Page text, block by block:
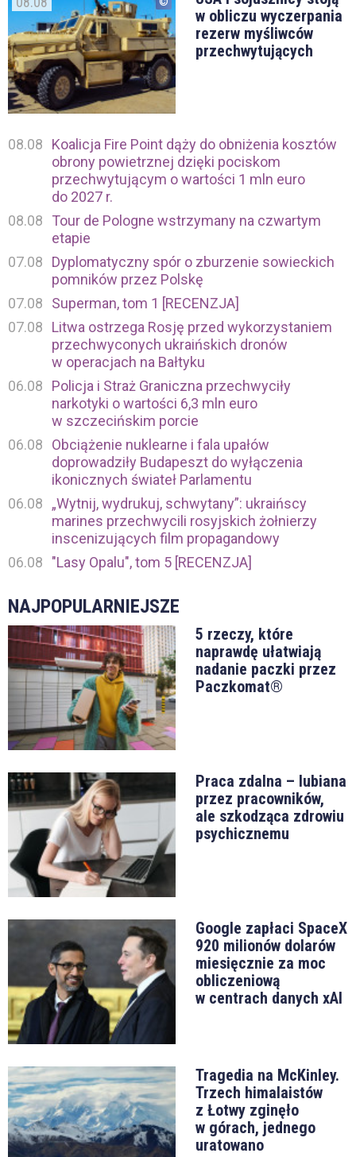
w obliczu wyczerpania
rezerw myśliwców
przechwytujących
08.08
Koalicja Fire Point dąży do obniżenia kosztów
obrony powietrznej dzięki pociskom
przechwytującym o wartości 1 mln euro
do 2027 r.
08.08
Tour de Pologne wstrzymany na czwartym
etapie
07.08
Dyplomatyczny spór o zburzenie sowieckich
pomników przez Polskę
07.08
Superman, tom 1 [RECENZJA]
07.08
Litwa ostrzega Rosję przed wykorzystaniem
przechwyconych ukraińskich dronów
w operacjach na Bałtyku
06.08
Policja i Straż Graniczna przechwyciły
narkotyki o wartości 6,3 mln euro
w szczecińskim porcie
06.08
Obciążenie nuklearne i fala upałów
doprowadziły Budapeszt do wyłączenia
ikonicznych świateł Parlamentu
06.08
„Wytnij, wydrukuj, schwytany”: ukraińscy
marines przechwycili rosyjskich żołnierzy
inscenizujących film propagandowy
06.08
"Lasy Opalu", tom 5 [RECENZJA]
NAJPOPULARNIEJSZE
5 rzeczy, które
naprawdę ułatwiają
nadanie paczki przez
Paczkomat®
Praca zdalna – lubiana
przez pracowników,
ale szkodząca zdrowiu
psychicznemu
Google zapłaci SpaceX
920 milionów dolarów
miesięcznie za moc
obliczeniową
w centrach danych xAI
Tragedia na McKinley.
Trzech himalaistów
z Łotwy zginęło
w górach, jednego
uratowano